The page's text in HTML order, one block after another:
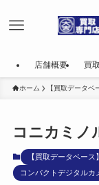
店舗概要 買
ホーム 【買取データベ
コニカミノ
【買取データベース】
コンパクトデジタルカ